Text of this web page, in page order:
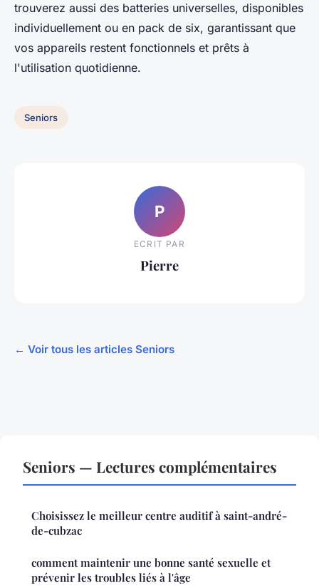
trouverez aussi des batteries universelles, disponibles
individuellement ou en pack de six, garantissant que
vos appareils restent fonctionnels et prêts à
l'utilisation quotidienne.
Seniors
P
ECRIT PAR
Pierre
← Voir tous les articles Seniors
Seniors — Lectures complémentaires
Choisissez le meilleur centre auditif à saint-andré-
de-cubzac
comment maintenir une bonne santé sexuelle et
prévenir les troubles liés à l'âge